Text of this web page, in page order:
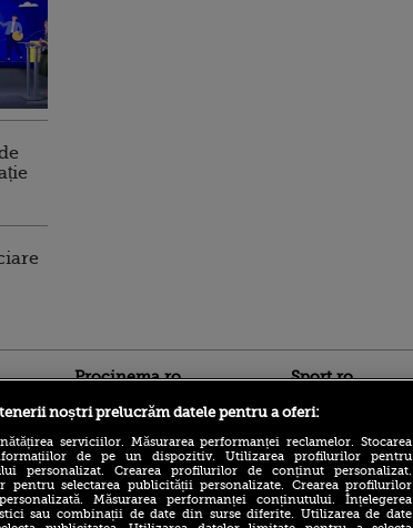
Procinema.ro Sport.ro
noștri prelucrăm datele pentru a oferi:
serviciilor. Măsurarea performanței reclamelor. Stocarea
de pe un dispozitiv. Utilizarea profilurilor pentru
personalizat. Crearea profilurilor de conținut personalizat.
pentru selectarea publicității personalizate. Crearea profilurilor
Măsurarea performanței conținutului. Înțelegerea
sau combinații de date din surse diferite. Utilizarea de date